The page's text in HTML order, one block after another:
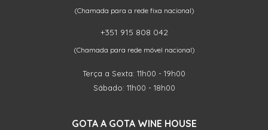
(Chamada para a rede fixa nacional)
+351 915 808 042
(Chamada para rede móvel nacional)
Terça a Sexta: 11h00 - 19h00
Sábado: 11h00 - 18h00
GOTA A GOTA WINE HOUSE